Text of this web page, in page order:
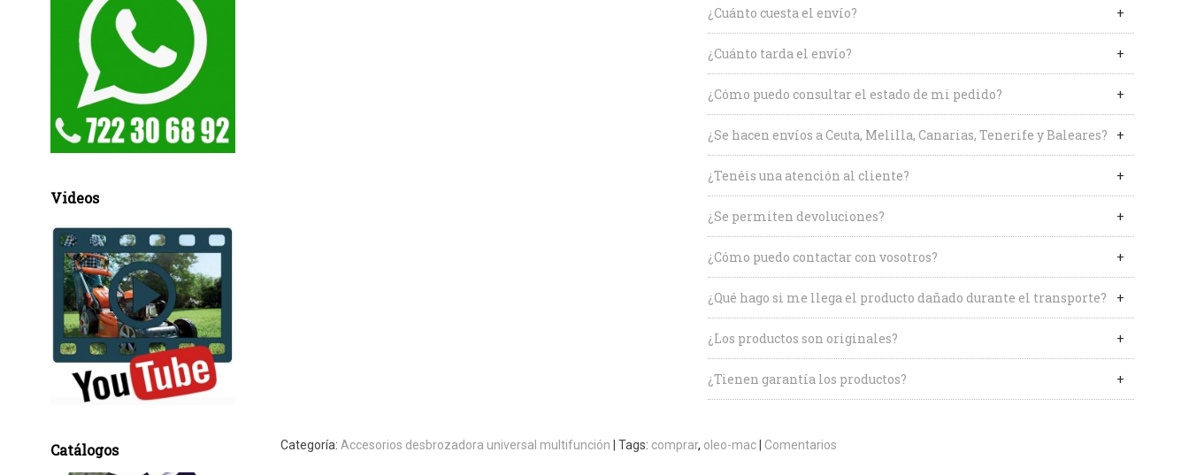
Videos
Catálogos
¿Cuánto cuesta el envío?
¿Cuánto tarda el envío?
¿Cómo puedo consultar el estado de mi pedido?
¿Se hacen envíos a Ceuta, Melilla, Canarias, Tenerife y Baleares?
¿Tenéis una atención al cliente?
¿Se permiten devoluciones?
¿Cómo puedo contactar con vosotros?
¿Qué hago si me llega el producto dañado durante el transporte?
¿Los productos son originales?
¿Tienen garantía los productos?
Categoría: Accesorios desbrozadora universal multifunción | Tags: comprar oleo-mac | Comentarios